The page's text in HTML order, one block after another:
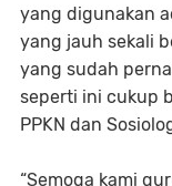
yang digunakan
yang jauh sekali
yang sudah
seperti ini cukup
PPKN dan
“Semoga kami